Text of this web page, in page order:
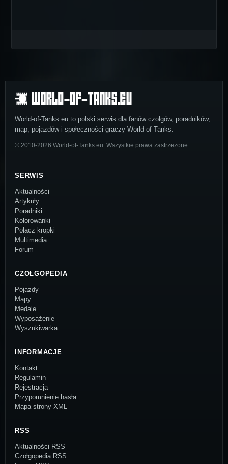
World-of-Tanks.eu to polski serwis dla fanów czołgów, poradników,
map, pojazdów i społeczności graczy World of Tanks.
© 2010-2026 World-of-Tanks.eu. Wszystkie prawa zastrzeżone.
SERWIS
Aktualności
Artykuły
Poradniki
Kolorowanki
Połącz kropki
Multimedia
Forum
CZOŁGOPEDIA
Pojazdy
Mapy
Medale
Wyposażenie
Wyszukiwarka
INFORMACJE
Kontakt
Regulamin
Rejestracja
Przypomnienie hasła
Mapa strony XML
RSS
Aktualności RSS
Czołgopedia RSS